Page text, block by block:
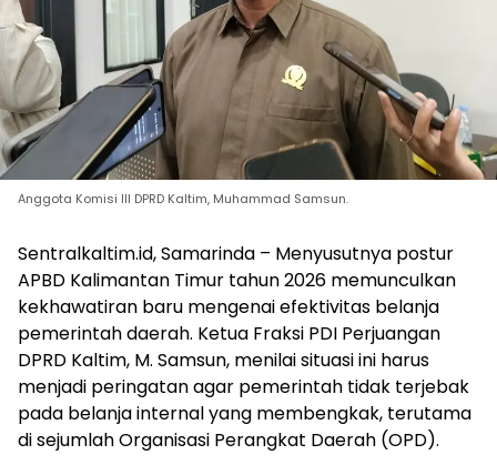
Anggota Komisi III DPRD Kaltim, Muhammad Samsun.
Sentralkaltim.id, Samarinda – Menyusutnya postur
APBD Kalimantan Timur tahun 2026 memunculkan
kekhawatiran baru mengenai efektivitas belanja
pemerintah daerah. Ketua Fraksi PDI Perjuangan
DPRD Kaltim, M. Samsun, menilai situasi ini harus
menjadi peringatan agar pemerintah tidak terjebak
pada belanja internal yang membengkak, terutama
di sejumlah Organisasi Perangkat Daerah (OPD).